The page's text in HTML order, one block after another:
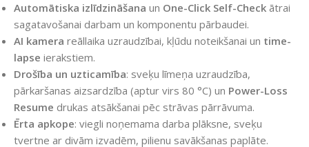
Automātiska izlīdzināšana un One-Click Self-Check ātrai
sagatavošanai darbam un komponentu pārbaudei.
AI kamera reāllaika uzraudzībai, kļūdu noteikšanai un time-
lapse ierakstiem.
Drošība un uzticamība: sveķu līmeņa uzraudzība,
pārkaršanas aizsardzība (aptur virs 80 °C) un Power-Loss
Resume drukas atsākšanai pēc strāvas pārrāvuma.
Ērta apkope: viegli noņemama darba plāksne, sveķu
tvertne ar divām izvadēm, pilienu savākšanas paplāte.